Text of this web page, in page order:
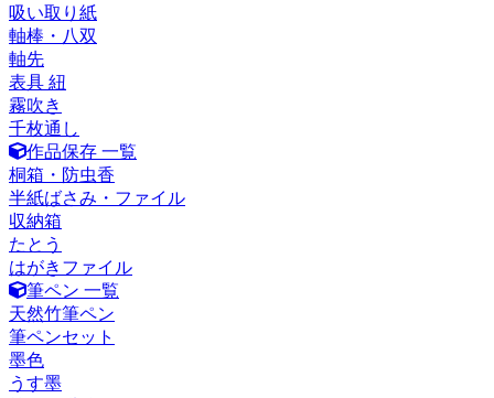
吸い取り紙
軸棒・八双
軸先
表具 紐
霧吹き
千枚通し
作品保存 一覧
桐箱・防虫香
半紙ばさみ・ファイル
収納箱
たとう
はがきファイル
筆ペン 一覧
天然竹筆ペン
筆ペンセット
墨色
うす墨